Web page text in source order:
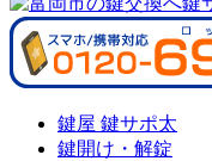
鍵屋 鍵サポ太
鍵開け・解錠